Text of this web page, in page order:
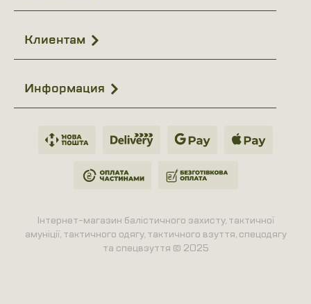
Клиентам
Информация
Інтернет-магазин балістичного захисту, тактичної
амуніції, тактичного одягу, тактичного взуття, спецодягу
та спецвзуття © 2025